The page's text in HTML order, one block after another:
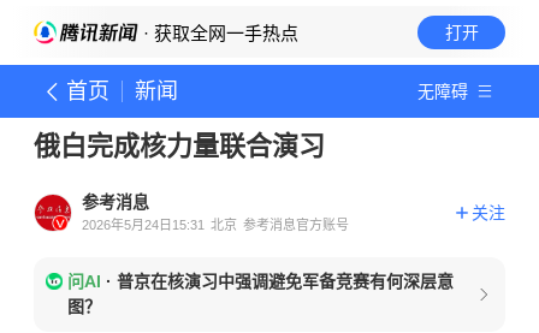
· 获取全网一手热点 打开
首页 新闻 无障碍
俄白完成核力量联合演习
参考消息
2026年5月24日15:31 北京 参考消息官方账号
关注
问AI · 普京在核演习中强调避免军备竞赛有何深层意
图？